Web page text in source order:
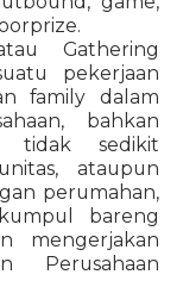
Gathering
pekerjaan
family dalam
bahkan
tidak sedikit
ataupun
perumahan,
bareng
Perusahaan